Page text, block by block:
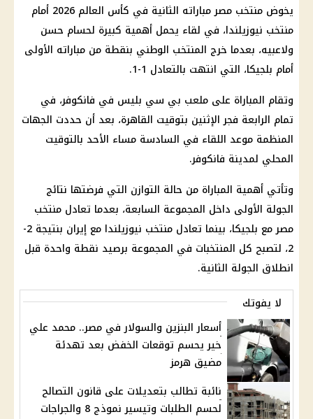
يخوض منتخب مصر مباراته الثانية في كأس العالم 2026 أمام
منتخب نيوزيلندا، في لقاء يحمل أهمية كبيرة لحسام حسن
ولاعبيه، بعدما خرج المنتخب الوطني بنقطة من مباراته الأولى
أمام بلجيكا، التي انتهت بالتعادل 1-1.
وتقام المباراة على ملعب بي سي بليس في فانكوفر، في
تمام الرابعة فجر الإثنين بتوقيت القاهرة، بعد أن حددت الجهات
المنظمة موعد اللقاء في السادسة مساء الأحد بالتوقيت
المحلي لمدينة فانكوفر.
وتأتي أهمية المباراة من حالة التوازن التي فرضتها نتائج
الجولة الأولى داخل المجموعة السابعة، بعدما تعادل منتخب
مصر مع بلجيكا، بينما تعادل منتخب نيوزيلندا مع إيران بنتيجة 2-
2، لتصبح كل المنتخبات في المجموعة برصيد نقطة واحدة قبل
انطلاق الجولة الثانية.
لا يفوتك
أسعار البنزين والسولار في مصر.. محمد علي
خير يحسم توقعات الخفض بعد تهدئة
مضيق هرمز
نائبة تطالب بتعديلات على قانون التصالح
لحسم الطلبات وتيسير نموذج 8 والجراجات